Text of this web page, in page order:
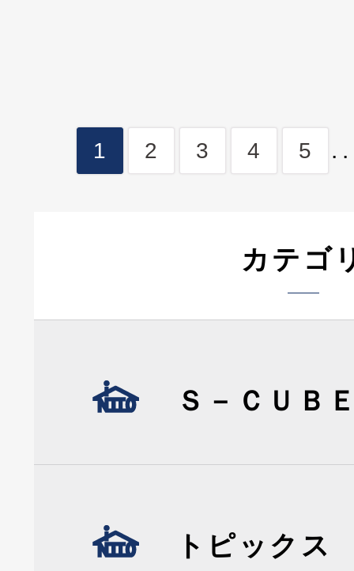
1 2 3 4 5
カテゴ
Ｓ－ＣＵＢ
トピックス